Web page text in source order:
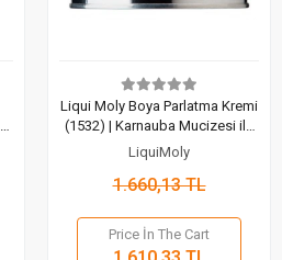
Liqui Moly Boya Parlatma Kremi
(1532) | Karnauba Mucizesi ile
Derin Parlaklık (300 Gr)
LiquiMoly
1.660,13 TL
Price İn The Cart